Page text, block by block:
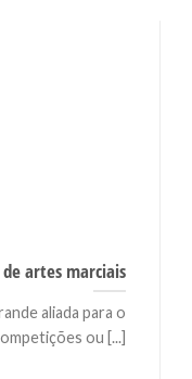
artes marciais
aliada para o
ou [...]